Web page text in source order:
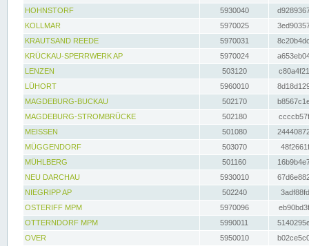
HOHNSTORF
5930040
KOLLMAR
5970025
KRAUTSAND REEDE
5970031
KRÜCKAU-SPERRWERK AP
5970024
LENZEN
503120
LÜHORT
5960010
MAGDEBURG-BUCKAU
502170
MAGDEBURG-STROMBRÜCKE
502180
MEISSEN
501080
MÜGGENDORF
503070
MÜHLBERG
501160
NEU DARCHAU
5930010
NIEGRIPP AP
502240
OSTERIFF MPM
5970096
OTTERNDORF MPM
5990011
OVER
5950010